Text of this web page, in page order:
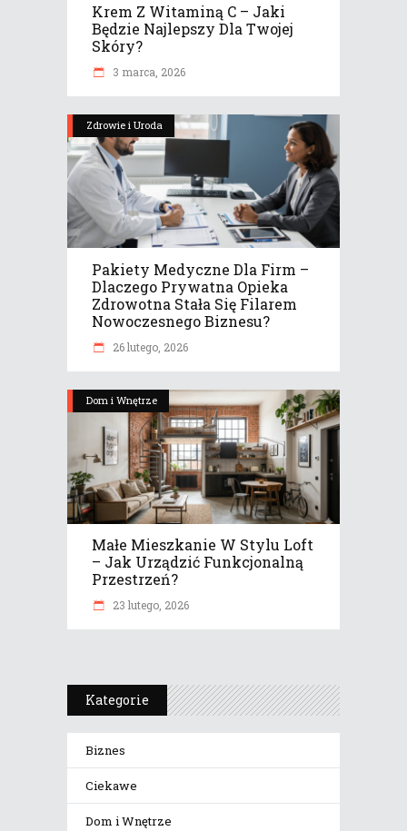
Krem Z Witaminą C – Jaki
Będzie Najlepszy Dla Twojej
Skóry?
3 marca, 2026
Zdrowie i Uroda
Pakiety Medyczne Dla Firm –
Dlaczego Prywatna Opieka
Zdrowotna Stała Się Filarem
Nowoczesnego Biznesu?
26 lutego, 2026
Dom i Wnętrze
Małe Mieszkanie W Stylu Loft
– Jak Urządzić Funkcjonalną
Przestrzeń?
23 lutego, 2026
Kategorie
Biznes
Ciekawe
Dom i Wnętrze